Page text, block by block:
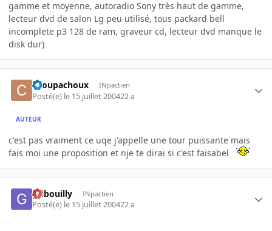
gamme et moyenne, autoradio Sony très haut de gamme,
lecteur dvd de salon Lg peu utilisé, tous packard bell
incomplete p3 128 de ram, graveur cd, lecteur dvd manque le
disk dur)
choupachoux INpactien
Posté(e) le 15 juillet 200422 a
AUTEUR
c'est pas vraiment ce uqe j'appelle une tour puissante mais
fais moi une proposition et nje te dirai si c'est faisabel
gribouilly INpactien
Posté(e) le 15 juillet 200422 a